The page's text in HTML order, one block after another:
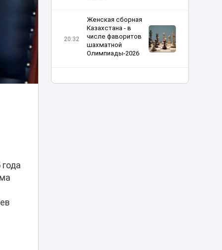
20:32
Женская сборная
Казахстана - в
числе фаворитов
шахматной
Олимпиады-2026
Румыния осудили